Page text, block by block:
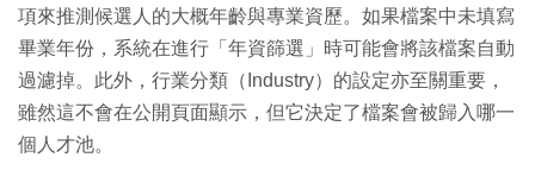
項來推測候選人的大概年齡與專業資歷。如果檔案中未填寫
畢業年份，系統在進行「年資篩選」時可能會將該檔案自動
過濾掉。此外，行業分類（Industry）的設定亦至關重要，
雖然這不會在公開頁面顯示，但它決定了檔案會被歸入哪一
個人才池。